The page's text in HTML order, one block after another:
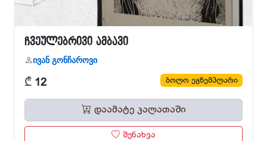
ჩვეულებრივი ამბავი
ივან გონჩაროვი
₾ 12 ბოლო ეგზემპლარი
დაამატე კალათაში
შენახვა